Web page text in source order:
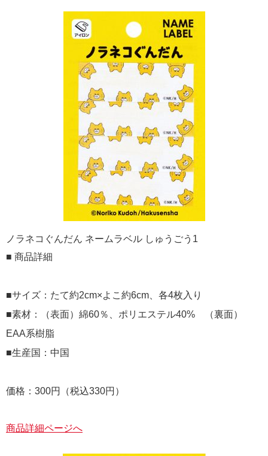
ノラネコぐんだん ネームラベル しゅうごう1
■ 商品詳細
■サイズ：たて約2cm×よこ約6cm、各4枚入り
■素材：（表面）綿60％、ポリエステル40% （裏面）
EAA系樹脂
■生産国：中国
価格：300円（税込330円）
商品詳細ページへ